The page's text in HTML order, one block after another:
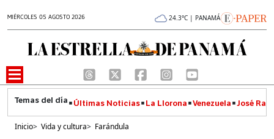
MIÉRCOLES 05 AGOSTO 2026 24.3°C | PANAMÁ
Últimas Noticias La Llorona Venezuela José
Inicio> Vida y cultura> Farándula